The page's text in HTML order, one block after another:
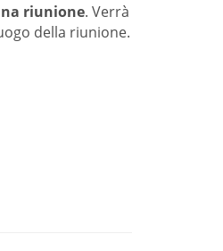
riunione. Verrà
della riunione.